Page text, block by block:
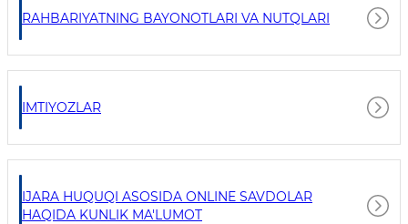
RAHBARIYATNING BAYONOTLARI VA NUTQLARI
IMTIYOZLAR
IJARA HUQUQI ASOSIDA ONLINE SAVDOLAR
HAQIDA KUNLIK MA'LUMOT